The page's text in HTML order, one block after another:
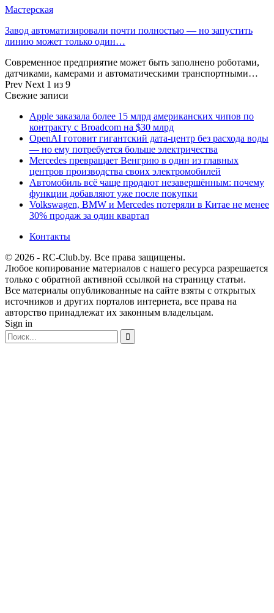
Мастерская
Завод автоматизировали почти полностью — но запустить
линию может только один…
Современное предприятие может быть заполнено роботами,
датчиками, камерами и автоматическими транспортными…
Prev Next 1 из 9
Свежие записи
Apple заказала более 15 млрд американских чипов по
контракту с Broadcom на $30 млрд
OpenAI готовит гигантский дата-центр без расхода воды
— но ему потребуется больше электричества
Mercedes превращает Венгрию в один из главных
центров производства своих электромобилей
Автомобиль всё чаще продают незавершённым: почему
функции добавляют уже после покупки
Volkswagen, BMW и Mercedes потеряли в Китае не менее
30% продаж за один квартал
Контакты
© 2026 - RC-Club.by. Все права защищены.
Любое копирование материалов с нашего ресурса разрешается
только с обратной активной ссылкой на страницу статьи.
Все материалы опубликованные на сайте взяты с открытых
источников и других порталов интернета, все права на
авторство принадлежат их законным владельцам.
Sign in